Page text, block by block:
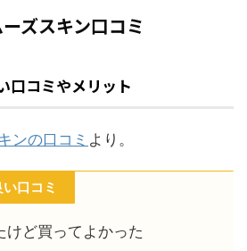
ズスキン口コミ
口コミやメリット
ンの口コミ より。
口コミ
けど買ってよかった